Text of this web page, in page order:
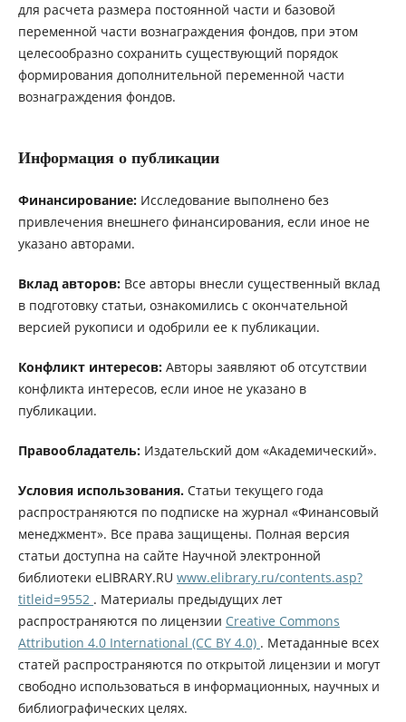
для расчета размера постоянной части и базовой
переменной части вознаграждения фондов, при этом
целесообразно сохранить существующий порядок
формирования дополнительной переменной части
вознаграждения фондов.
Информация о публикации
Финансирование:Исследование выполнено без
привлечения внешнего финансирования, если иное не
указано авторами.
Вклад авторов:Все авторы внесли существенный вклад
в подготовку статьи, ознакомились с окончательной
версией рукописи и одобрили ее к публикации.
Конфликт интересов:Авторы заявляют об отсутствии
конфликта интересов, если иное не указано в
публикации.
Правообладатель:Издательский дом «Академический».
Условия использования.Статьи текущего года
распространяются по подписке на журнал «Финансовый
менеджмент». Все права защищены. Полная версия
статьи доступна на сайте Научной электронной
библиотеки eLIBRARY.RU www.elibrary.ru/contents.asp?
titleid=9552 . Материалы предыдущих лет
распространяются по лицензии Creative Commons
Attribution 4.0 International (CC BY 4.0) . Метаданные всех
статей распространяются по открытой лицензии и могут
свободно использоваться в информационных, научных и
библиографических целях.